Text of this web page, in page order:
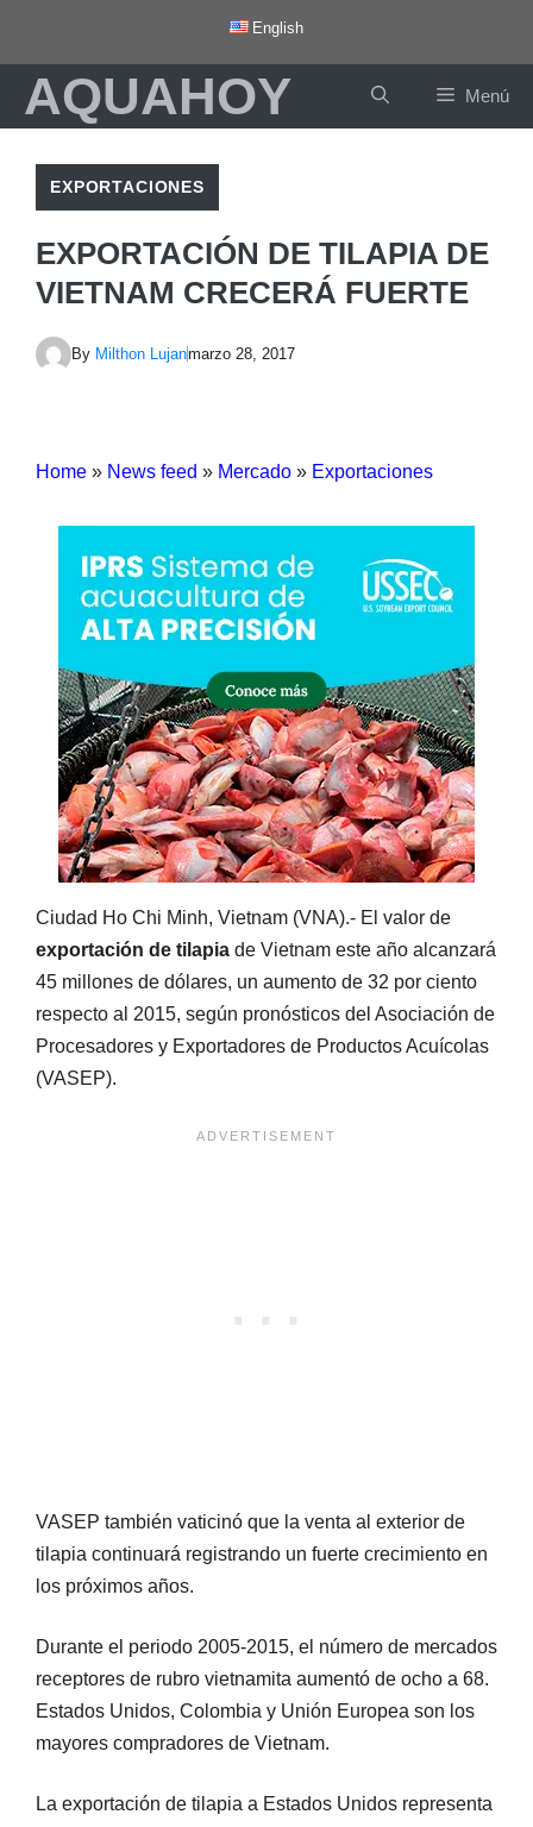
contenido
English
AQUAHOY Menú
EXPORTACIONES
EXPORTACIÓN DE TILAPIA DE
VIETNAM CRECERÁ FUERTE
By Milthon Lujanmarzo 28, 2017
Home » News feed » Mercado » Exportaciones
Ciudad Ho Chi Minh, Vietnam (VNA).- El valor de
exportación de tilapia de Vietnam este año alcanzará
45 millones de dólares, un aumento de 32 por ciento
respecto al 2015, según pronósticos del Asociación de
Procesadores y Exportadores de Productos Acuícolas
(VASEP).
VASEP también vaticinó que la venta al exterior de
tilapia continuará registrando un fuerte crecimiento en
los próximos años.
Durante el periodo 2005-2015, el número de mercados
receptores de rubro vietnamita aumentó de ocho a 68.
Estados Unidos, Colombia y Unión Europea son los
mayores compradores de Vietnam.
La exportación de tilapia a Estados Unidos representa